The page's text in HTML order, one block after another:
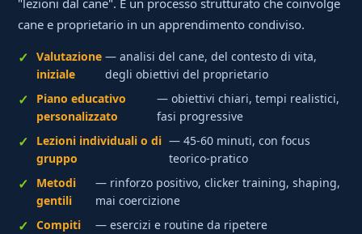
"lezioni dal cane". È un processo strutturato che coinvolge
cane e proprietario in un apprendimento condiviso.
Valutazione
iniziale
— analisi del cane, del contesto di vita,
degli obiettivi del proprietario
Piano educativo
personalizzato
— obiettivi chiari, tempi realistici,
fasi progressive
Lezioni individuali o di
gruppo
— 45-60 minuti, con focus
teorico-pratico
Metodi
gentili
— rinforzo positivo, clicker training, shaping,
mai coercizione
Compiti
— esercizi e routine da ripetere